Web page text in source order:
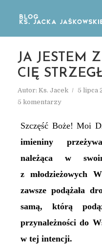
JA JESTEM
CIĘ
Autor: Ks. Jacek 5 lipca
5 komentarzy
Szczęść Boże! Moi
imieniny
należąca w
z młodzieżowych
zawsze podążała
samą, którą
przynależności do
w tej intencji.